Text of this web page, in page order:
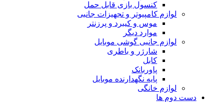
کنسول بازی قابل حمل
لوازم کامپیوتر و تجهیزات جانبی
موس و کیبرد و پرزنتر
موارد دیگر
لوازم جانبی گوشی موبایل
شارژر و باطری
کابل
پاوربانک
پایه نگهدارنده موبایل
لوازم خانگی
دست دوم ها